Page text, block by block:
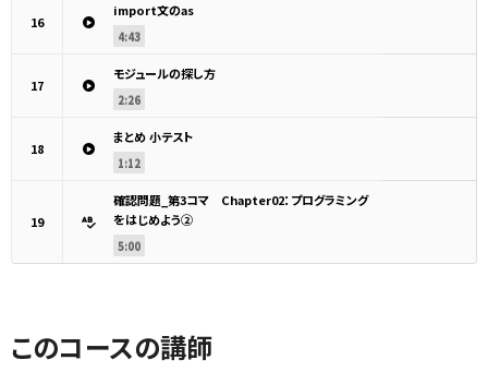
16
import文のas
4:43
17
モジュールの探し方
2:26
18
まとめ 小テスト
1:12
19
確認問題_第3コマ Chapter02：プログラミング
をはじめよう②
5:00
このコースの講師